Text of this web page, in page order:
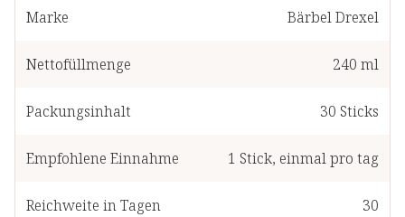
Marke Bärbel Drexel
Nettofüllmenge 240 ml
Packungsinhalt 30 Sticks
Empfohlene Einnahme 1 Stick, einmal pro tag
Reichweite in Tagen 30